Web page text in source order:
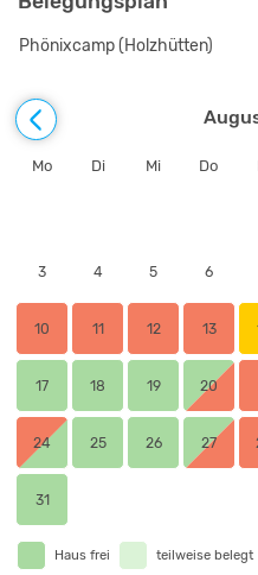
Phönixcamp (Holzhütten)
Mo Di Mi Do
3 4 5 6
10 11 12 13
17 18 19 20
24 25 26 27
31
Haus frei teilweise belegt